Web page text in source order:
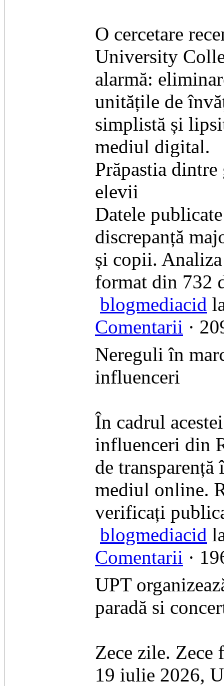
O cercetare
University
alarmă:
unitățile de
simplistă și
mediul digital.
​Prăpastia
elevii
​Datele
discrepanță
și copii.
format din 732
blogmediacid
Comentarii ·
Nereguli în
influenceri
În cadrul
influenceri din
de
mediul online.
verificați
blogmediacid
Comentarii ·
UPT
paradă si
Zece zile. Zece
19 iulie 2026,